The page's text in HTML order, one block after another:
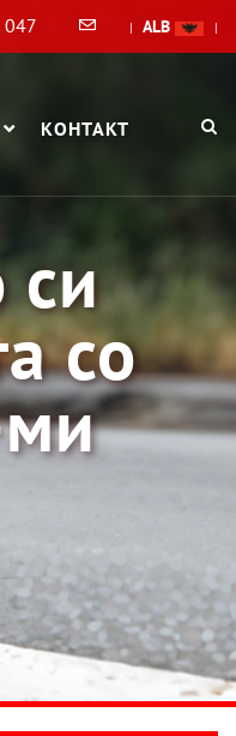
047 | ALB |
КОНТАКТ
си
со
ми